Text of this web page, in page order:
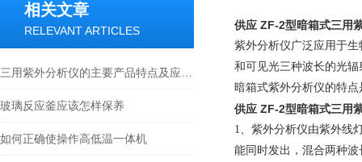
相关文章
RELEVANT ARTICLES
玻璃反应釜应该怎样保养
如何正确使操作高低温一体机
供应 ZF-2型暗箱式三用
紫外分析仪广泛应用于
和可见光三种波长的光辐
暗箱式紫外分析仪的特
供应 ZF-2型暗箱式三用
1、紫外分析仪由紫外线
能同时发出，混合两种波